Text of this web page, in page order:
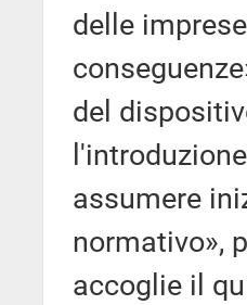
delle
del
assumere
normativo»,
accoglie il